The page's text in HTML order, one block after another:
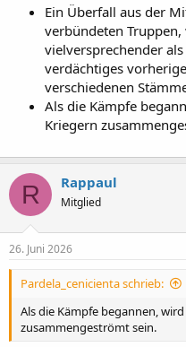
Ein Überfall aus der
verbündeten
vielversprechender
verdächtiges
verschiedenen
Als die Kämpfe
Kriegern
R Rappaul
Mitglied
26. Juni 2026
Pardela_cenicienta schrieb:
Als die Kämpfe begannen,
zusammengeströmt sein.